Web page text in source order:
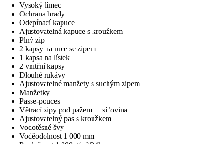
Vysoký límec
Ochrana brady
Odepínací kapuce
Ajustovatelná kapuce s kroužkem
Plný zip
2 kapsy na ruce se zipem
1 kapsa na lístek
2 vnitřní kapsy
Dlouhé rukávy
Ajustovatelné manžety s suchým zipem
Manžetky
Passe-pouces
Větrací zipy pod pažemi + síťovina
Ajustovatelný pas s kroužkem
Vodotěsné švy
Voděodolnost 1 000 mm